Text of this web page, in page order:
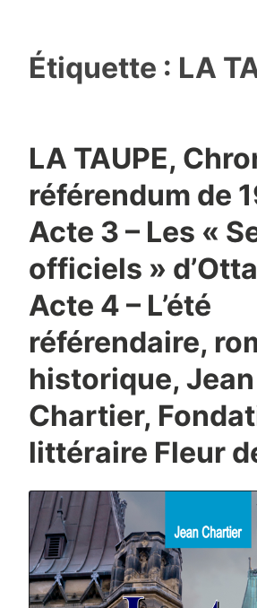
Étiquette : LA
LA TAUPE,
référendum de
Acte 3 – Les «
officiels »
Acte 4 – L’été
référendaire,
historique, Jean
Chartier,
littéraire Fleur